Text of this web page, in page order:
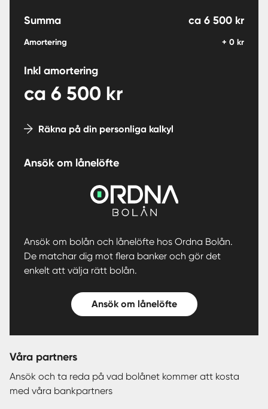
Summa ca 6 500 kr
Amortering + 0 kr
Inkl amortering
ca 6 500 kr
Räkna på din personliga kalkyl
Ansök om lånelöfte
Ansök om bolån och lånelöfte hos Ordna Bolån.
De matchar dig mot flera banker och gör det
enkelt att välja rätt bolån.
Ansök om lånelöfte
Våra partners
Ansök och ta reda på vad bolånet kommer att kosta
med våra bankpartners